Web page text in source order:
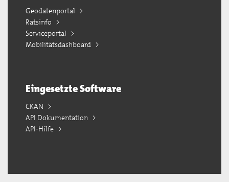
Geodatenportal
Ratsinfo
Serviceportal
Mobilitätsdashboard
Eingesetzte Software
CKAN
API Dokumentation
API-Hilfe